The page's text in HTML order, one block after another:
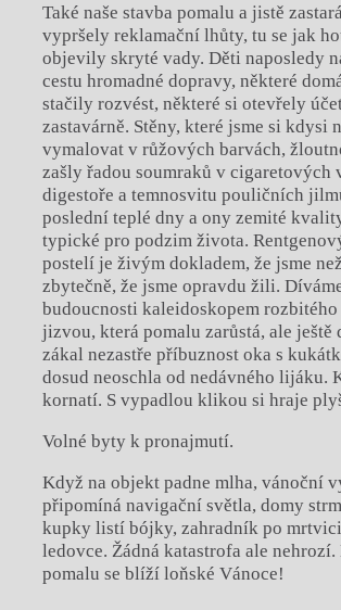
Také naše stavba pomalu a jistě
vypršely reklamační lhůty, tu se jak
objevily skryté vady. Děti naposledy
cestu hromadné dopravy, některé
stačily rozvést, některé si otevřely
zastavárně. Stěny, které jsme si kdysi
vymalovat v růžových barvách,
zašly řadou soumraků v cigaretových
digestoře a temnosvitu pouličních
poslední teplé dny a ony zemité
typické pro podzim života.
postelí je živým dokladem, že jsme
zbytečně, že jsme opravdu žili.
budoucnosti kaleidoskopem
jizvou, která pomalu zarůstá, ale ještě
zákal nezastře příbuznost oka s
dosud neoschla od nedávného lijáku.
kornatí. S vypadlou klikou si hraje
Volné byty k pronajmutí.
Když na objekt padne mlha, vánoční
připomíná navigační světla, domy
kupky listí bójky, zahradník po
ledovce. Žádná katastrofa ale nehrozí.
pomalu se blíží loňské Vánoce!